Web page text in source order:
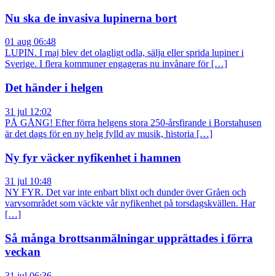
Nu ska de invasiva lupinerna bort
01 aug 06:48
LUPIN. I maj blev det olagligt odla, sälja eller sprida lupiner i
Sverige. I flera kommuner engageras nu invånare för […]
Det händer i helgen
31 jul 12:02
PÅ GÅNG! Efter förra helgens stora 250-årsfirande i Borstahusen
är det dags för en ny helg fylld av musik, historia […]
Ny fyr väcker nyfikenhet i hamnen
31 jul 10:48
NY FYR. Det var inte enbart blixt och dunder över Gråen och
varvsområdet som väckte vår nyfikenhet på torsdagskvällen. Har
[…]
Så många brottsanmälningar upprättades i förra
veckan